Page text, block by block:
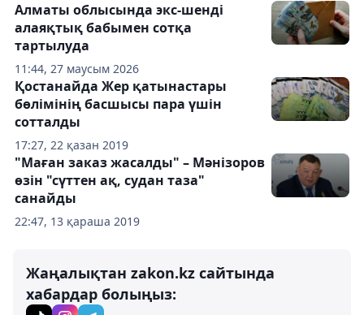
11:44, 27 маусым 2026
Алматы облысында экс-шенді
алаяқтық бабымен сотқа
тартылуда
17:27, 22 қазан 2019
Қостанайда Жер қатынастары
бөлімінің басшысы пара үшін
сотталды
22:47, 13 қараша 2019
"Маған заказ жасалды" – Мәнізоров
өзін "сүттен ақ, судан таза"
санайды
Жаңалықтан zakon.kz сайтында
хабардар болыңыз: